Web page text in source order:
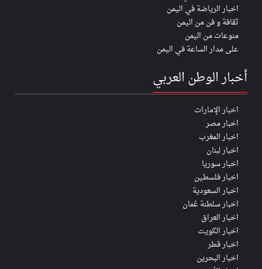
اخبار الرياضة في اليمن
ثقافة و فن من اليمن
منوعات من اليمن
على مدار الساعة في اليمن
أخبار الوطن العربي
اخبار الإمارات
اخبار مصر
اخبار المغرب
اخبار لبنان
اخبار سوريا
اخبار فلسطين
اخبار السعودية
اخبار سلطنة عُمان
اخبار العراق
اخبار الكويت
اخبار قطر
اخبار البحرين